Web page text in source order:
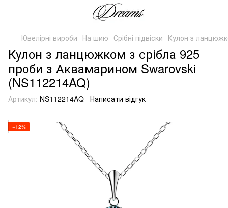
Ювелірні вироби На шию Срібні підвіски Кулон з
Кулон з ланцюжком з срібла 925
проби з Аквамарином Swarovski
(NS112214AQ)
Артикул: NS112214AQ Написати відгук
−12%